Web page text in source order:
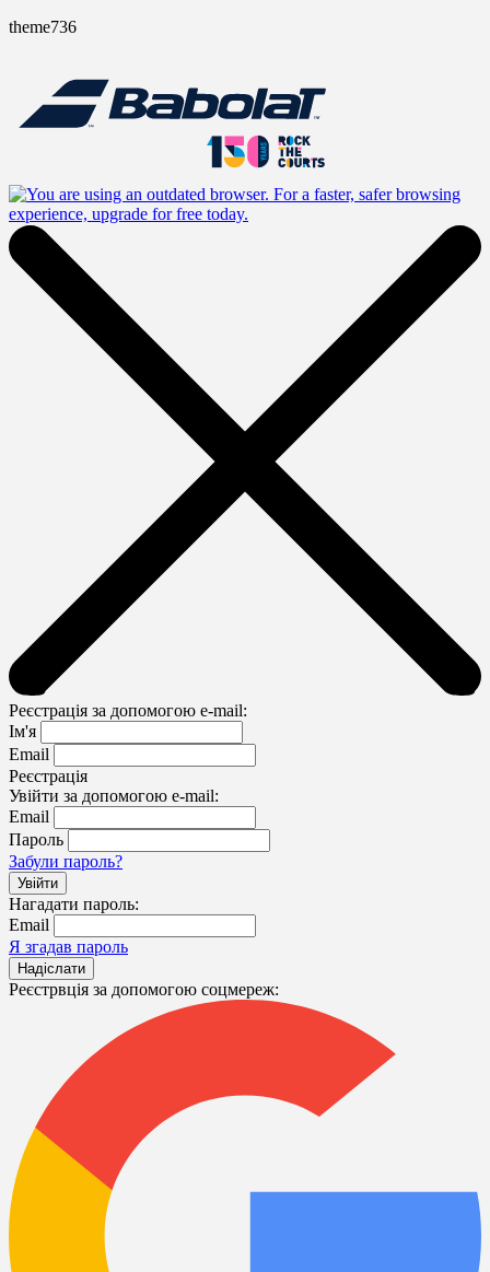
theme736
Реєстрація за допомогою e-mail:
Ім'я
Email
Реєстрація
Увійти за допомогою e-mail:
Email
Пароль
Забули пароль?
Нагадати пароль:
Email
Я згадав пароль
Реєстрвція за допомогою соцмереж: